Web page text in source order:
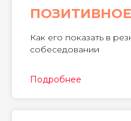
Как его показать в
собеседовании
Подробнее